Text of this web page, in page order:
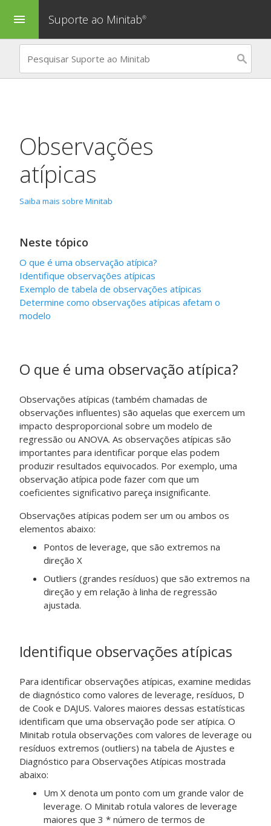
menu Suporte ao Minitab®
Observações
atípicas
Saiba mais sobre Minitab
Neste tópico
O que é uma observação atípica?
Identifique observações atípicas
Exemplo de tabela de observações atípicas
Determine como observações atípicas afetam o
modelo
O que é uma observação atípica?
Observações atípicas (também chamadas de
observações influentes) são aquelas que exercem um
impacto desproporcional sobre um modelo de
regressão ou ANOVA. As observações atípicas são
importantes para identificar porque elas podem
produzir resultados equivocados. Por exemplo, uma
observação atípica pode fazer com que um
coeficientes significativo pareça insignificante.
Observações atípicas podem ser um ou ambos os
elementos abaixo:
Pontos de leverage, que são extremos na
direção X
Outliers (grandes resíduos) que são extremos na
direção y em relação à linha de regressão
ajustada.
Identifique observações atípicas
Para identificar observações atípicas, examine medidas
de diagnóstico como valores de leverage, resíduos, D
de Cook e DAJUS. Valores maiores dessas estatísticas
identificam que uma observação pode ser atípica. O
Minitab rotula observações com valores de leverage ou
resíduos extremos (outliers) na tabela de Ajustes e
Diagnóstico para Observações Atípicas mostrada
abaixo:
Um X denota um ponto com um grande valor de
leverage. O Minitab rotula valores de leverage
maiores que 3 * número de termos de